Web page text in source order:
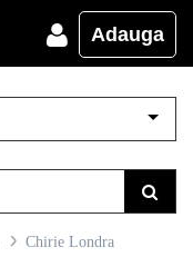
Adauga
Chirie Londra